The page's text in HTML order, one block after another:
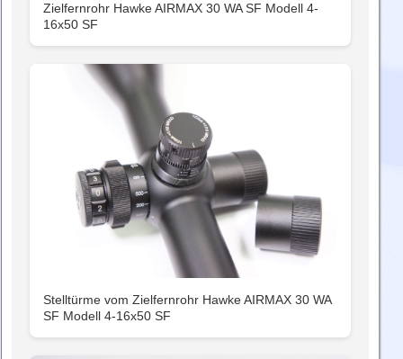
Zielfernrohr Hawke AIRMAX 30 WA SF Modell 4-
16x50 SF
Stelltürme vom Zielfernrohr Hawke AIRMAX 30 WA
SF Modell 4-16x50 SF